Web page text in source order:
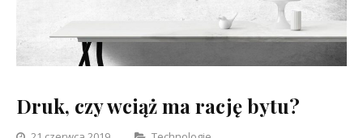
Druk, czy wciąż ma rację bytu?